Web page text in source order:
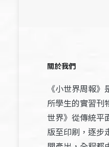
關於我們
《小世界周報
所學生的實習刊
世界》從傳統平
版至印刷，逐步